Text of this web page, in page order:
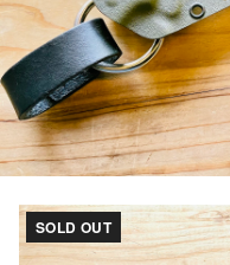
動
SOLD OUT